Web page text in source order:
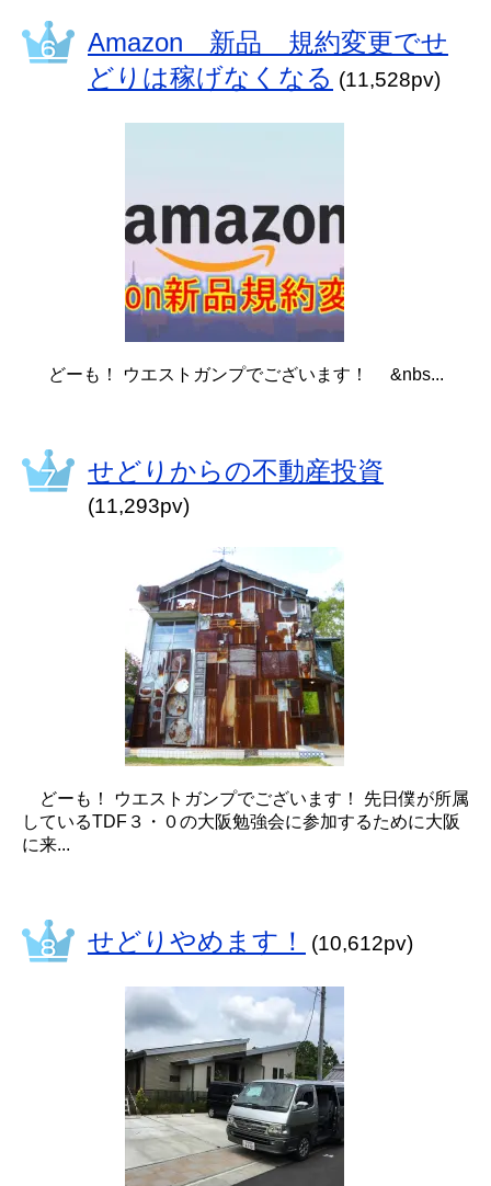
Amazon 新品 規約変更でせ
どりは稼げなくなる (11,528pv)
どーも！ ウエストガンプでございます！ &nbs...
せどりからの不動産投資
(11,293pv)
どーも！ ウエストガンプでございます！ 先日僕が所属
しているTDF３・０の大阪勉強会に参加するために大阪
に来...
せどりやめます！ (10,612pv)